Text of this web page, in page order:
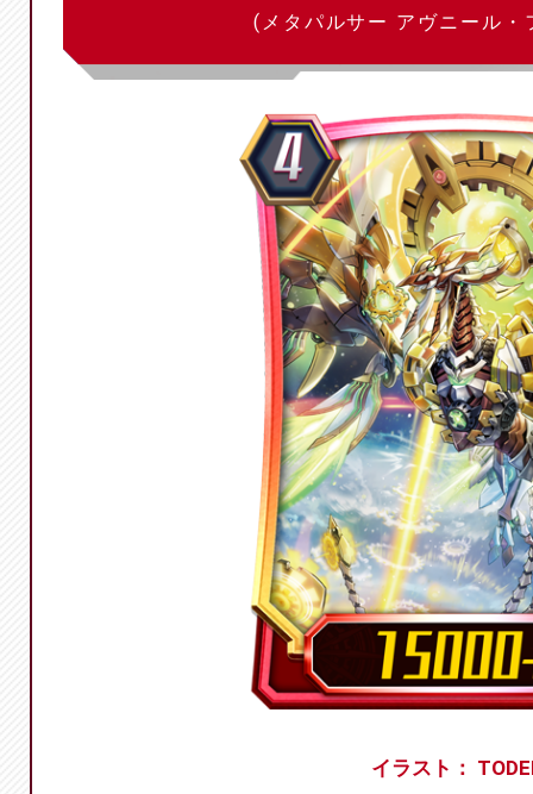
(メタパルサー アヴニール・
イラスト：